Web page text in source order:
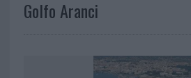
Golfo Aranci